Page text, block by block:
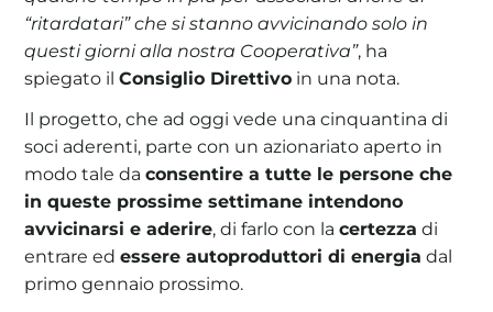
“ritardatari” che si stanno avvicinando solo in
questi giorni alla nostra Cooperativa”, ha
spiegato ilConsiglio Direttivo in una nota.
Il progetto, che ad oggi vede una cinquantina di
soci aderenti, parte con un azionariato aperto in
modo tale daconsentire a tutte le persone che
in queste prossime settimane intendono
avvicinarsi e aderire, di farlo con lacertezza di
entrare edessere autoproduttori di energia dal
primo gennaio prossimo.